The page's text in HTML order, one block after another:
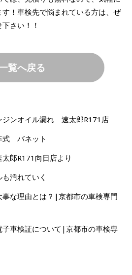
！車検先で悩まれている方は、ぜ
さい！！
覧へ戻る
ンオイル漏れ 速太郎R171店
式 バネット
郎R171向日店より
汚れていく
事な理由とは？|京都市の車検専門
車検証について|京都市の車検専